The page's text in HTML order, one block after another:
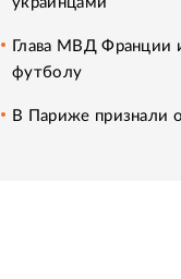
Глава МВД Франции
футболу
В Париже признали